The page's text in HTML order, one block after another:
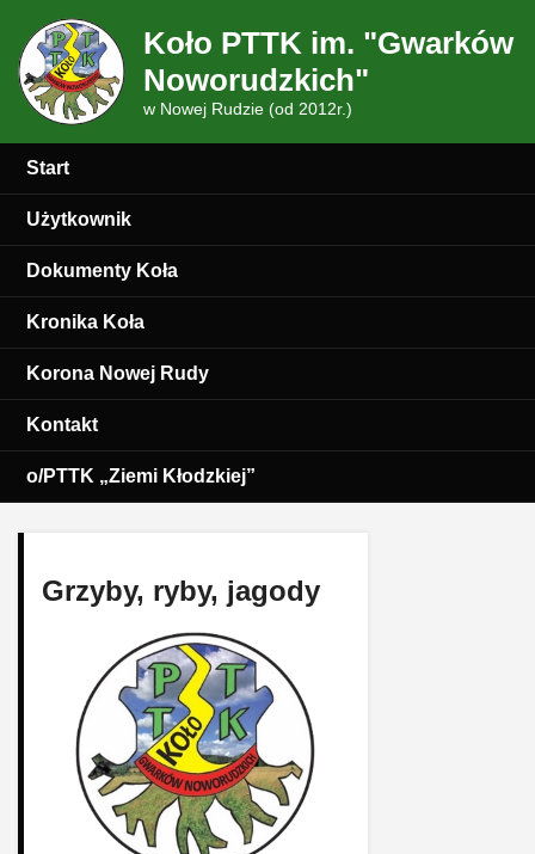
Koło PTTK im. "Gwarków
Noworudzkich"
w Nowej Rudzie (od 2012r.)
Start
Użytkownik
Dokumenty Koła
Kronika Koła
Korona Nowej Rudy
Kontakt
o/PTTK „Ziemi Kłodzkiej”
Grzyby, ryby, jagody